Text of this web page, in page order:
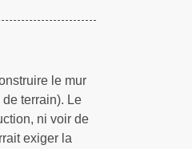
le mur
terrain). Le
ni voir de
exiger la